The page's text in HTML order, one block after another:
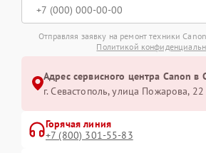
Отправляя заявку на ремонт техники
Политикой
Адрес сервисного центра Canon в
г. Севастополь, улица Пожарова, 22
Горячая линия
+7 (800) 301-55-83